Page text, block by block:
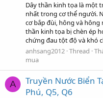
Dây thần kinh tọa là một
nhất trong cơ thể người.
cơ bắp đùi, hông và hông
thần kinh tọa bị chèn ép
chứng đau tột độ và khó
anhsang2012 Thread
mua
A
Truyền Nước Biển
Phú, Q5, Q6